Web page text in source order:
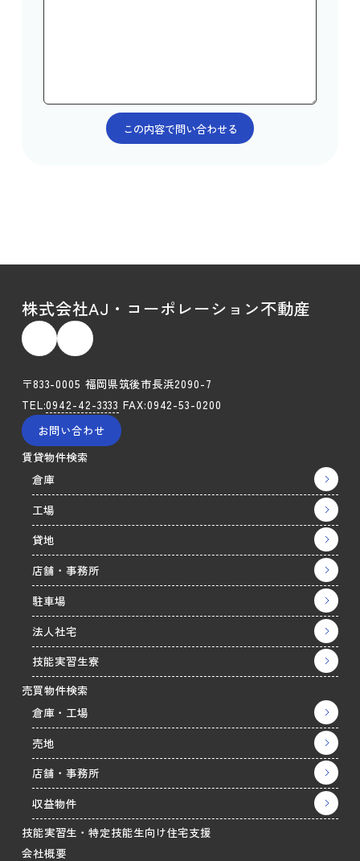
株式会社AJ・コーポレーション不動産
〒833-0005 福岡県筑後市長浜2090-7
TEL:0942-42-3333 FAX:0942-53-0200
お問い合わせ
賃貸物件検索
倉庫
工場
貸地
店舗・事務所
駐車場
法人社宅
技能実習生寮
売買物件検索
倉庫・工場
売地
店舗・事務所
収益物件
技能実習生・特定技能生向け住宅支援
会社概要